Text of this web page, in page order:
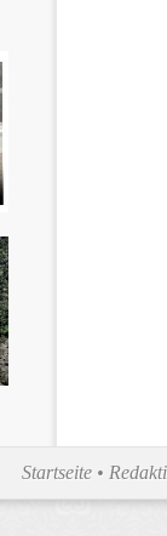
Startseite•